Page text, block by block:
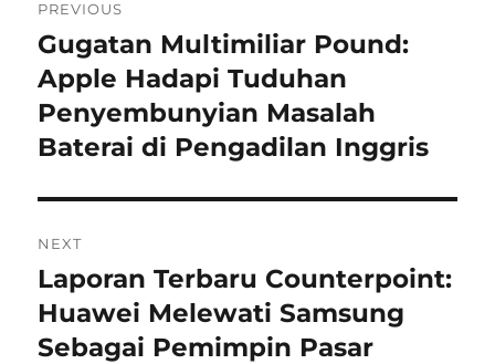
pos
PREVIOUS
Previous
post:
Gugatan Multimiliar Pound:
Apple Hadapi Tuduhan
Penyembunyian Masalah
Baterai di Pengadilan Inggris
NEXT
Next
post:
Laporan Terbaru Counterpoint:
Huawei Melewati Samsung
Sebagai Pemimpin Pasar